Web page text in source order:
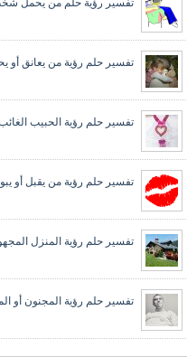
تفسير حلم رؤية من يعانق
تفسير حلم رؤية الحبيب
تفسير حلم رؤية من يقبل أو
تفسير حلم رؤية المنزل
تفسير حلم رؤية المجنون أو